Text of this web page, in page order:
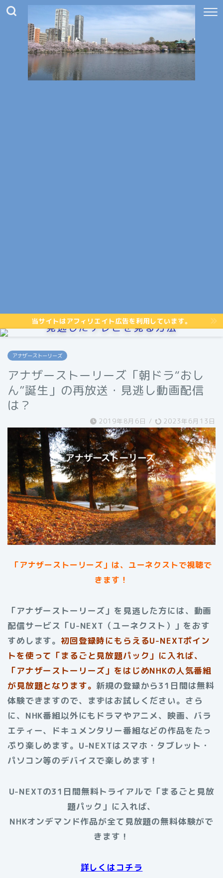
当サイトはアフィリエイト広告を利用しています。
見逃したテレビを見る方法
アナザーストーリーズ
アナザーストーリーズ「朝ドラ“おし
ん”誕生」の再放送・見逃し動画配信
は？
2019年8月6日 / 2023年6月13日
「アナザーストーリーズ」は、ユーネクストで視聴で
きます！
「アナザーストーリーズ」を見逃した方には、動画
配信サービス「U-NEXT（ユーネクスト）」をおす
すめします。 初回登録時にもらえるU-NEXTポイン
トを使って「まるごと見放題パック」に入れば、
「アナザーストーリーズ」をはじめNHKの人気番組
が見放題となります。 新規の登録から31日間は無料
体験できますので、まずはお試しください。さら
に、NHK番組以外にもドラマやアニメ、映画、バラ
エティー、ドキュメンタリー番組などの作品をたっ
ぷり楽しめます。U-NEXTはスマホ・タブレット・
パソコン等のデバイスで楽しめます！
U-NEXTの31日間無料トライアルで「まるごと見放
題パック」に入れば、
NHKオンデマンド作品が全て見放題の無料体験がで
きます！
詳しくはコチラ